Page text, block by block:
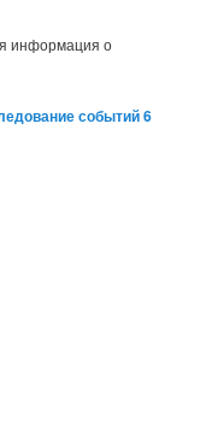
информация о
событий 6